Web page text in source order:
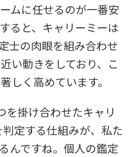
ムに任せるのが一番安
ると、キャリーミーは
士の肉眼を組み合わせ
い動きをしており、こ
しく高めています。
を掛け合わせたキャリ
定する仕組みが、私た
んですね。個人の鑑定